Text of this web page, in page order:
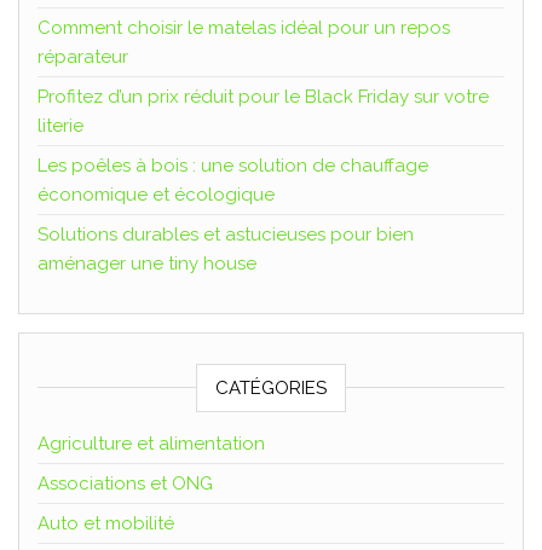
Comment choisir le matelas idéal pour un repos
réparateur
Profitez d’un prix réduit pour le Black Friday sur votre
literie
Les poêles à bois : une solution de chauffage
économique et écologique
Solutions durables et astucieuses pour bien
aménager une tiny house
CATÉGORIES
Agriculture et alimentation
Associations et ONG
Auto et mobilité